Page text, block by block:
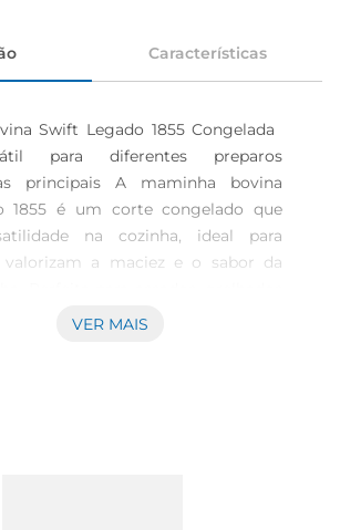
Características
Swift Legado 1855 Congelada
para diferentes preparos
principais A maminha bovina
1855 é um corte congelado que
na cozinha, ideal para
valorizam a maciez e o sabor da
churrasqueira, atende aqueles que
VER MAIS